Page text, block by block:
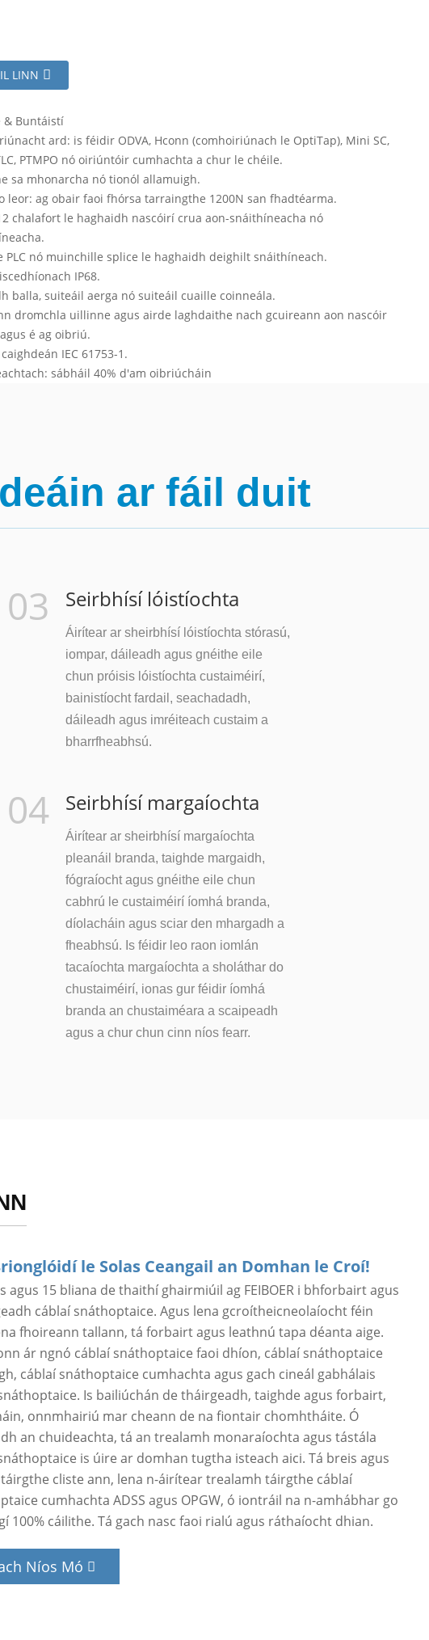
LINN
& Buntáistí
ard: is féidir ODVA, Hconn (comhoiriúnach le OptiTap), Mini SC,
PTMPO nó oiriúntóir cumhachta a chur le chéile.
sa mhonarcha nó tionól allamuigh.
leor: ag obair faoi fhórsa tarraingthe 1200N san fhadtéarma.
chalafort le haghaidh nascóirí crua aon-snáithíneacha nó
PLC nó muinchille splice le haghaidh deighilt snáithíneach.
IP68.
balla, suiteáil aerga nó suiteáil cuaille coinneála.
dromchla uillinne agus airde laghdaithe nach gcuireann aon nascóir
é ag oibriú.
IEC 61753-1.
sábháil 40% d'am oibriúcháin
ar fáil duit
03 Seirbhísí lóistíochta
Áirítear ar sheirbhísí lóistíochta stórasú,
iompar, dáileadh agus gnéithe eile
chun próisis lóistíochta custaiméirí,
bainistíocht fardail, seachadadh,
dáileadh agus imréiteach custaim a
bharrfheabhsú.
04 Seirbhísí margaíochta
Áirítear ar sheirbhísí margaíochta
pleanáil branda, taighde margaidh,
fógraíocht agus gnéithe eile chun
cabhrú le custaiméirí íomhá branda,
díolacháin agus sciar den mhargadh a
fheabhsú. Is féidir leo raon iomlán
tacaíochta margaíochta a sholáthar do
chustaiméirí, ionas gur féidir íomhá
branda an chustaiméara a scaipeadh
agus a chur chun cinn níos fearr.
le Solas Ceangail an Domhan le Croí!
agus 15 bliana de thaithí ghairmiúil ag FEIBOER i bhforbairt agus
cáblaí snáthoptaice. Agus lena gcroítheicneolaíocht féin
fhoireann tallann, tá forbairt agus leathnú tapa déanta aige.
ár ngnó cáblaí snáthoptaice faoi dhíon, cáblaí snáthoptaice
cáblaí snáthoptaice cumhachta agus gach cineál gabhálais
Is bailiúchán de tháirgeadh, taighde agus forbairt,
onnmhairiú mar cheann de na fiontair chomhtháite. Ó
an chuideachta, tá an trealamh monaraíochta agus tástála
is úire ar domhan tugtha isteach aici. Tá breis agus
cliste ann, lena n-áirítear trealamh táirgthe cáblaí
cumhachta ADSS agus OPGW, ó iontráil na n-amhábhar go
100% cáilithe. Tá gach nasc faoi rialú agus ráthaíocht dhian.
Níos Mó